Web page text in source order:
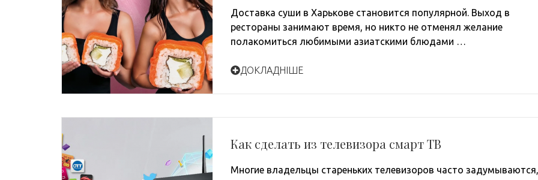
Доставка суши в Харькове становится популярной. Выход в
рестораны занимают время, но никто не отменял желание
полакомиться любимыми азиатскими блюдами …
ДОКЛАДНІШЕ
Как сделать из телевизора смарт ТВ
Многие владельцы стареньких телевизоров часто задумываются,